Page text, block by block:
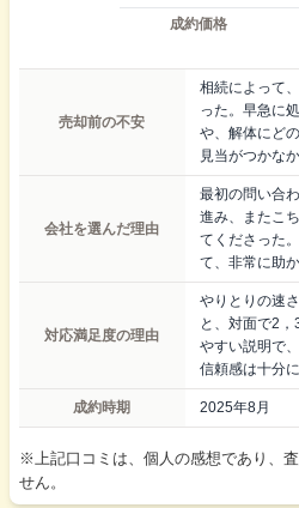
成約価格
売却前の不安
相続によって
った。早急に
や、解体にど
見当がつかなか
会社を選んだ理由
最初の問い合
進み、またこ
てくださった
て、非常に助か
対応満足度の理由
やりとりの速
と、対面で2，
やすい説明で
信頼感は十分に
成約時期 2025年8月
※上記口コミは、個人の感想であり、
せん。